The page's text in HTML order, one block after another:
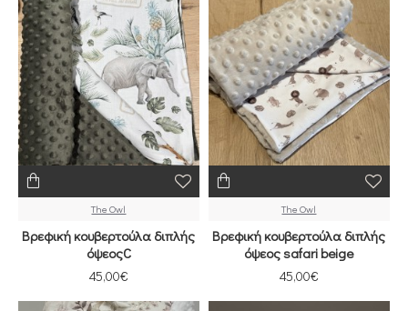
The Owl
Βρεφική κουβερτούλα διπλής
όψεοςC
45,00€
The Owl
Βρεφική κουβερτούλα διπλής
όψεος safari beige
45,00€